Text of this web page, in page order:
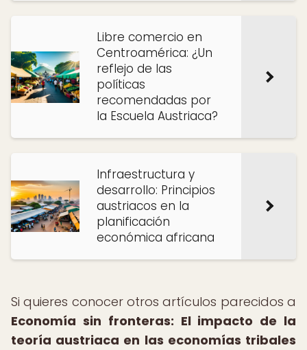
Libre comercio en
Centroamérica: ¿Un
reflejo de las
políticas
recomendadas por
la Escuela Austriaca?
Infraestructura y
desarrollo: Principios
austriacos en la
planificación
económica africana
Si quieres conocer otros artículos parecidos a
Economía sin fronteras: El impacto de la
teoría austriaca en las economías tribales